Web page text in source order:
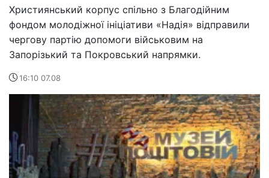
Християнський корпус спільно з Благодійним
фондом молодіжної ініціативи «Надія» відправили
чергову партію допомоги військовим на
Запорізький та Покровський напрямки.
16:10 07.08